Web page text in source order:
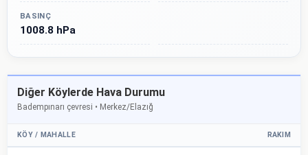
BASINÇ
1008.8 hPa
Diğer Köylerde Hava Durumu
Badempınarı çevresi • Merkez/Elazığ
KÖY / MAHALLE RAKIM